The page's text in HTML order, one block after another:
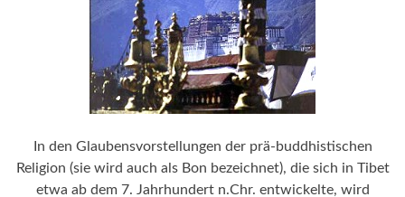
In den Glaubensvorstellungen der prä-buddhistischen
Religion (sie wird auch als Bon bezeichnet), die sich in Tibet
etwa ab dem 7. Jahrhundert n.Chr. entwickelte, wird